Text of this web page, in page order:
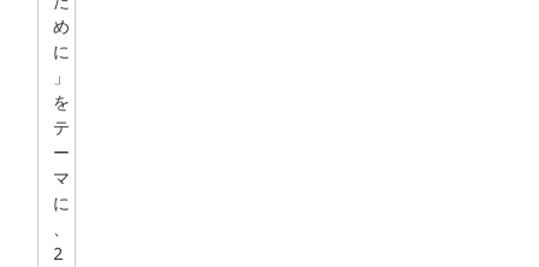
め
に
」
を
テ
ー
マ
に
、
2